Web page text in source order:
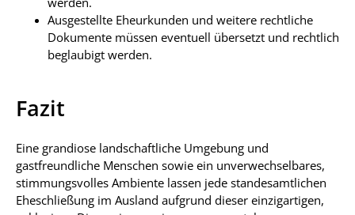
werden.
Ausgestellte Eheurkunden und weitere rechtliche
Dokumente müssen eventuell übersetzt und rechtlich
beglaubigt werden.
Fazit
Eine grandiose landschaftliche Umgebung und
gastfreundliche Menschen sowie ein unverwechselbares,
stimmungsvolles Ambiente lassen jede standesamtlichen
Eheschließung im Ausland aufgrund dieser einzigartigen,